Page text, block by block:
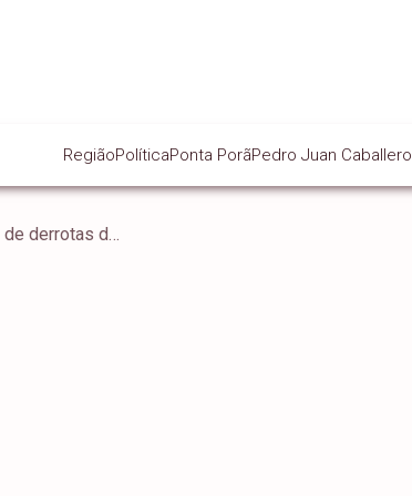
RegiãoPolíticaPonta PorãPedro Juan Caballero
STF pode transferir à população custo de derrotas do Ministério Público em ações judiciais